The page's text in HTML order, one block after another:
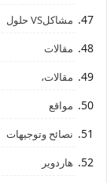
مشاكلVS حلول
مقالات
مقالات،
مواقع
نصائح وتوجيهات
هاردوير